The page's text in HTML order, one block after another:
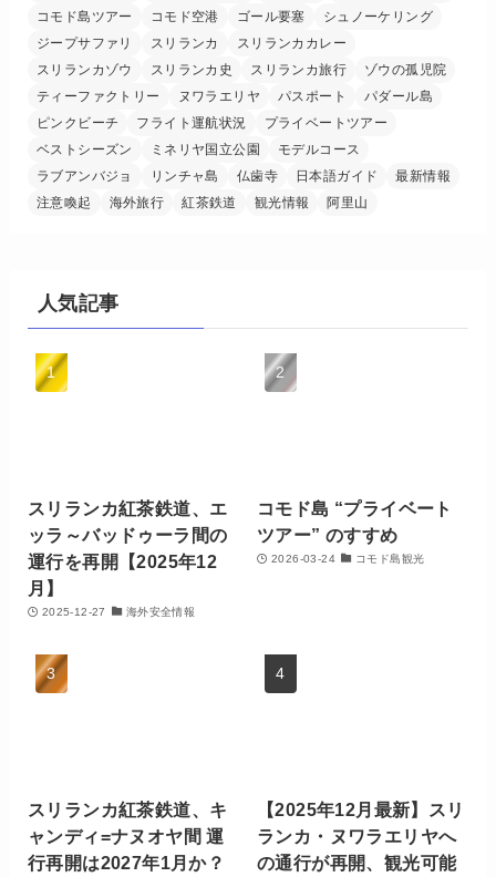
コモド島ツアー
コモド空港 ゴール要塞
シュノーケリング
ジープサファリ
スリランカ
スリランカカレー
スリランカゾウ
スリランカ史 スリランカ旅行
ゾウの孤児院
ティーファクトリー
ヌワラエリヤ パスポート
パダール島
ピンクビーチ
フライト運航状況
プライベートツアー
ベストシーズン
ミネリヤ国立公園
モデルコース
ラブアンバジョ
リンチャ島 仏歯寺 日本語ガイド
最新情報
注意喚起
海外旅行 紅茶鉄道 観光情報 阿里山
人気記事
スリランカ紅茶鉄道、エ
ッラ～バッドゥーラ間の
運行を再開【2025年12
月】
2025-12-27 海外安全情報
コモド島 “プライベート
ツアー” のすすめ
2026-03-24 コモド島観光
スリランカ紅茶鉄道、キ
ャンディ=ナヌオヤ間 運
行再開は2027年1月か？
【2025年12月最新】スリ
ランカ・ヌワラエリヤへ
の通行が再開、観光可能